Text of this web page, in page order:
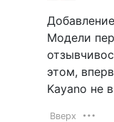
Модели
этом,
Kayano не
Вверх